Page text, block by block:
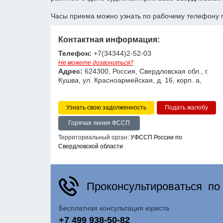
Часы приема можно узнать по рабочему телефону
Контактная информация:
Телефон: +7(34344)2-52-03
Не можете дозвониться?
Адрес: 624300, Россия, Свердловская обл., г.
Кушва, ул. Красноармейская, д. 16, корп. а,
Узнать свою задолженность
Горячая линия ФССП
Территориальный орган: УФССП России по
Свердловской области